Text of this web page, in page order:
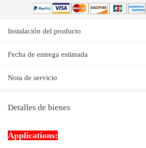
Instalación del producto
Fecha de entrega estimada
Nota de servicio
Detalles de bienes
Applications: